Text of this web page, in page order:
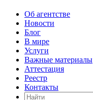
Об агентстве
Новости
Блог
В мире
Услуги
Важные материалы
Аттестация
Реестр
Контакты